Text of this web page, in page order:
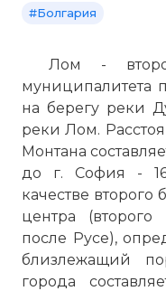
#Болгария
Лом -
муниципалитета
на берегу реки
рекиЛом.
Монтана
до г. София -
качестве второго
центра (второго
после Русе),
близлежащий
города